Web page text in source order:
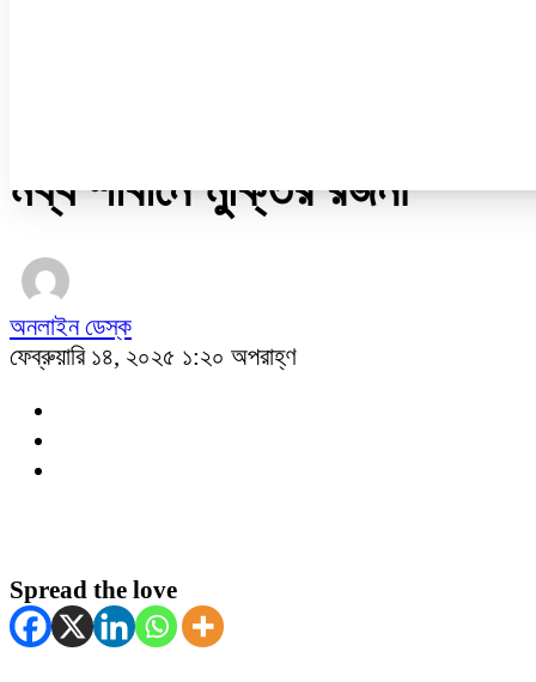
মধ্য শাবানে মুক্তির রজনী
অনলাইন ডেস্ক
ফেব্রুয়ারি ১৪, ২০২৫ ১:২০ অপরাহ্ণ
Spread the love